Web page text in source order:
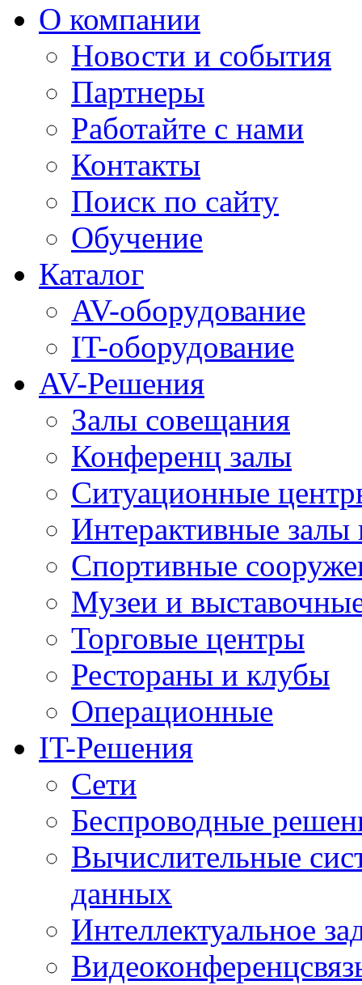
О компании
Новости и события
Партнеры
Работайте с нами
Контакты
Поиск по сайту
Обучение
Каталог
AV-оборудование
IT-оборудование
AV-Решения
Залы совещания
Конференц залы
Ситуационные
Интерактивные залы
Спортивные
Музеи и
Торговые центры
Рестораны и клубы
Операционные
IT-Решения
Сети
Беспроводные
Вычислительные
данных
Интеллектуальное